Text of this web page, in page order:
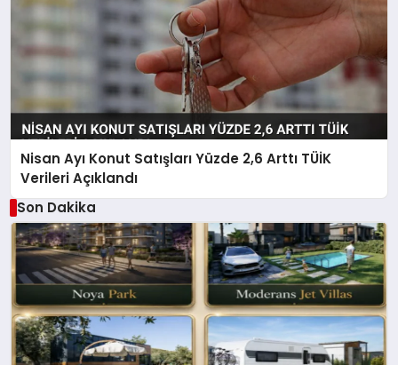
Nisan Ayı Konut Satışları Yüzde 2,6 Arttı TÜİK
Verileri Açıklandı
Son Dakika